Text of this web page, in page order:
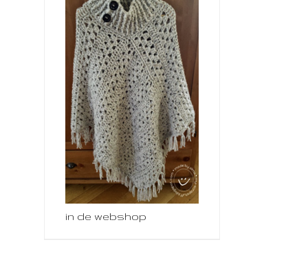
in de webshop